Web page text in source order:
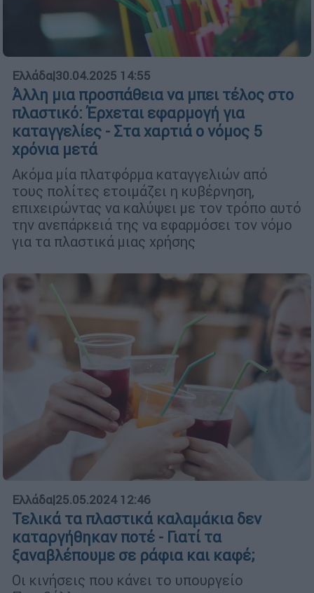
Ελλάδα|30.04.2025 14:55
Άλλη μια προσπάθεια να μπει τέλος στο
πλαστικό: Έρχεται εφαρμογή για
καταγγελίες - Στα χαρτιά ο νόμος 5
χρόνια μετά
Ακόμα μία πλατφόρμα καταγγελιών από
τους πολίτες ετοιμάζει η κυβέρνηση,
επιχειρώντας να καλύψει με τον τρόπο αυτό
την ανεπάρκειά της να εφαρμόσει τον νόμο
για τα πλαστικά μιας χρήσης
Ελλάδα|25.05.2024 12:46
Τελικά τα πλαστικά καλαμάκια δεν
καταργήθηκαν ποτέ - Γιατί τα
ξαναβλέπουμε σε ράφια και καφέ;
Οι κινήσεις που κάνει το υπουργείο